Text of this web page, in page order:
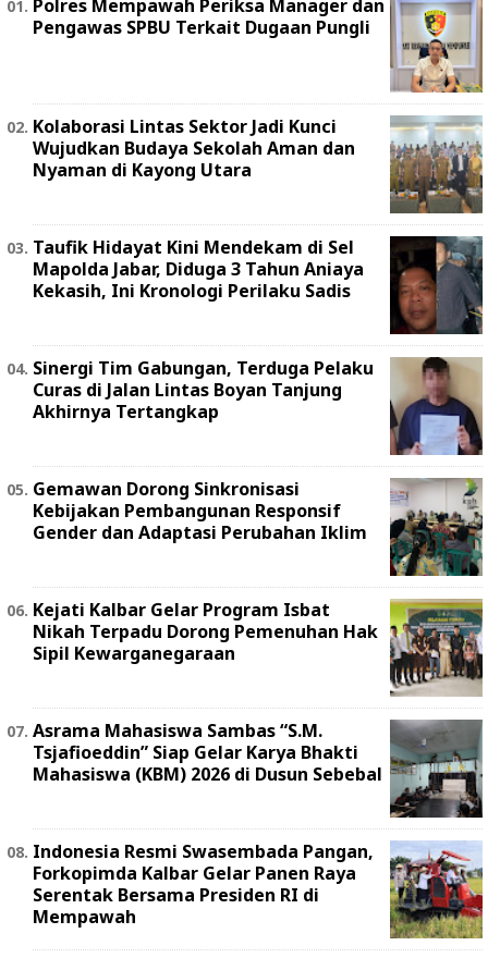
Polres Mempawah Periksa Manager dan
Pengawas SPBU Terkait Dugaan Pungli
Kolaborasi Lintas Sektor Jadi Kunci
Wujudkan Budaya Sekolah Aman dan
Nyaman di Kayong Utara
Taufik Hidayat Kini Mendekam di Sel
Mapolda Jabar, Diduga 3 Tahun Aniaya
Kekasih, Ini Kronologi Perilaku Sadis
Sinergi Tim Gabungan, Terduga Pelaku
Curas di Jalan Lintas Boyan Tanjung
Akhirnya Tertangkap
Gemawan Dorong Sinkronisasi
Kebijakan Pembangunan Responsif
Gender dan Adaptasi Perubahan Iklim
Kejati Kalbar Gelar Program Isbat
Nikah Terpadu Dorong Pemenuhan Hak
Sipil Kewarganegaraan
Asrama Mahasiswa Sambas “S.M.
Tsjafioeddin” Siap Gelar Karya Bhakti
Mahasiswa (KBM) 2026 di Dusun Sebebal
Indonesia Resmi Swasembada Pangan,
Forkopimda Kalbar Gelar Panen Raya
Serentak Bersama Presiden RI di
Mempawah